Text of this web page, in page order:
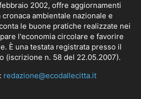
2002, offre aggiornamenti
ambientale nazionale e
le buone pratiche realizzate nei
l'economia circolare e favorire
È una testata registrata presso il
(iscrizione n. 58 del 22.05.2007).
redazione@ecodallecitta.it